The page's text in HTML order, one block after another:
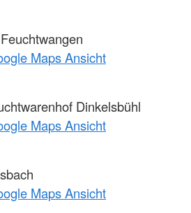
Maps Ansicht
Dinkelsbühl
Maps Ansicht
Maps Ansicht